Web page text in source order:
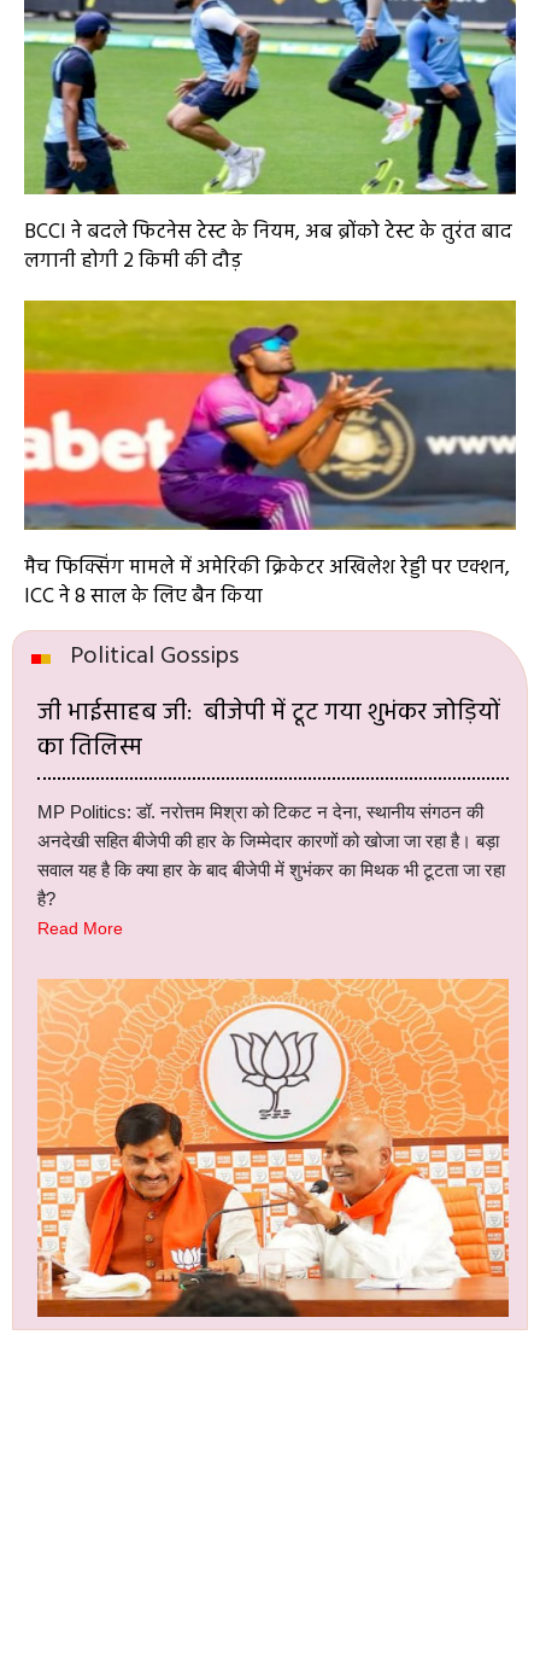
BCCI ने बदले फिटनेस टेस्ट के नियम, अब ब्रोंको टेस्ट के तुरंत बाद
लगानी होगी 2 किमी की दौड़
मैच फिक्सिंग मामले में अमेरिकी क्रिकेटर अखिलेश रेड्डी पर एक्शन,
ICC ने 8 साल के लिए बैन किया
Political Gossips
जी भाईसाहब जी: बीजेपी में टूट गया शुभंकर जोड़ियों
का तिलिस्म
MP Politics: डॉ. नरोत्तम मिश्रा को टिकट न देना, स्थानीय संगठन की
अनदेखी सहित बीजेपी की हार के जिम्मेदार कारणों को खोजा जा रहा है। बड़ा
सवाल यह है कि क्या हार के बाद बीजेपी में शुभंकर का मिथक भी टूटता जा रहा
है?
Read More